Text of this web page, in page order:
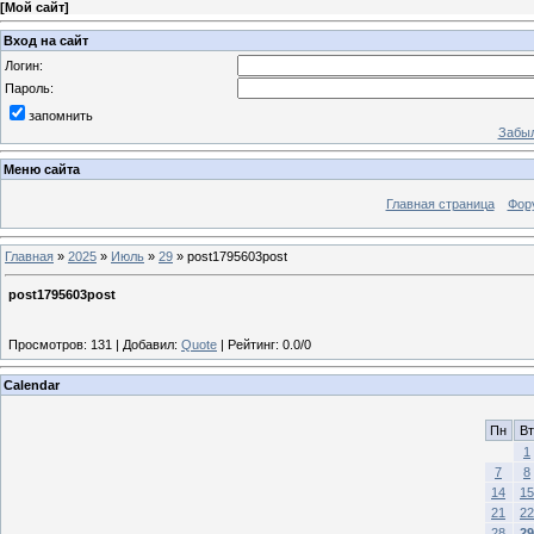
[Мой сайт]
Вход на сайт
Логин:
Пароль:
запомнить
Меню сайта
Главная страница
Главная » 2025 » Июль » 29 » post1795603post
post1795603post
Просмотров: 131 | Добавил: Quote | Рейтинг: 0.0/0
Calendar
Пн
Вт
1
7
8
14
15
21
22